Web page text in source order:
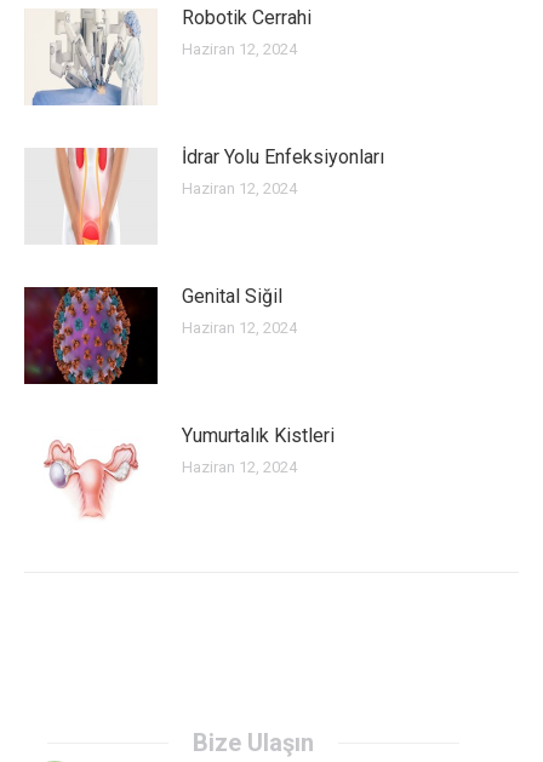
Robotik Cerrahi
Haziran 12, 2024
İdrar Yolu Enfeksiyonları
Haziran 12, 2024
Genital Siğil
Haziran 12, 2024
Yumurtalık Kistleri
Haziran 12, 2024
Bize Ulaşın